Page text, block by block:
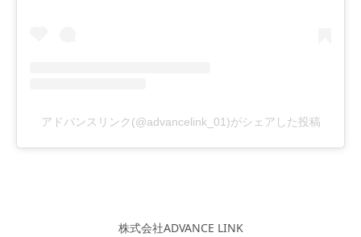
アドバンスリンク(@advancelink_01)がシェアした投稿
株式会社ADVANCE LINK